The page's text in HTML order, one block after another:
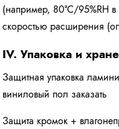
(например, 80°C/95%RH
скоростью расширения
IV. Упаковка и
Защитная упаковка
виниловый пол заказать
Защита кромок +